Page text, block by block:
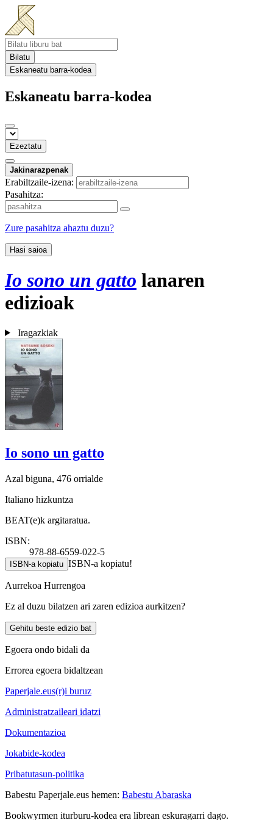
Bilatu
Eskaneatu barra-kodea
Eskaneatu barra-kodea
Ezeztatu
Jakinarazpenak
Erabiltzaile-izena:
Pasahitza:
Zure pasahitza ahaztu duzu?
Hasi saioa
Io sono un gatto lanaren
edizioak
Iragazkiak
Io sono un gatto
Azal biguna, 476 orrialde
Italiano hizkuntza
BEAT(e)k argitaratua.
ISBN:
978-88-6559-022-5
ISBN-a kopiatu ISBN-a kopiatu!
Aurrekoa Hurrengoa
Ez al duzu bilatzen ari zaren edizioa aurkitzen?
Gehitu beste edizio bat
Egoera ondo bidali da
Errorea egoera bidaltzean
Paperjale.eus(r)i buruz
Administratzaileari idatzi
Dokumentazioa
Jokabide-kodea
Pribatutasun-politika
Babestu Paperjale.eus hemen: Babestu Abaraska
Bookwyrmen iturburu-kodea era librean eskuragarri dago.